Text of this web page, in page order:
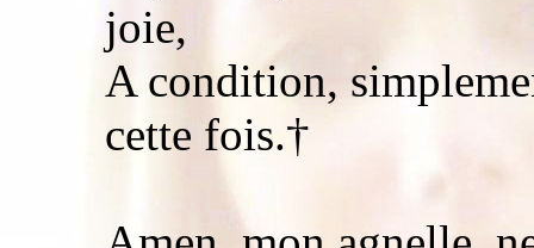
joie,
A condition,
cette fois.†